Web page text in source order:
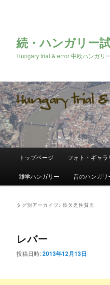
続・ハンガリー
Hungary trial & error 中欧ハンガリ
メ
メ
イ
ン
サ
ブ
テ
トップページ フォト・ギャラ
雑学ハンガリー 昔のハンガリ
タグ別アーカイブ:鉄欠乏性貧血
レバー
投稿日時:2013年12月13日